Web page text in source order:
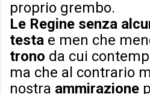
proprio grembo.
Le Regine senza
testa e men che
trono da cui
ma che al contrario
nostra ammirazione